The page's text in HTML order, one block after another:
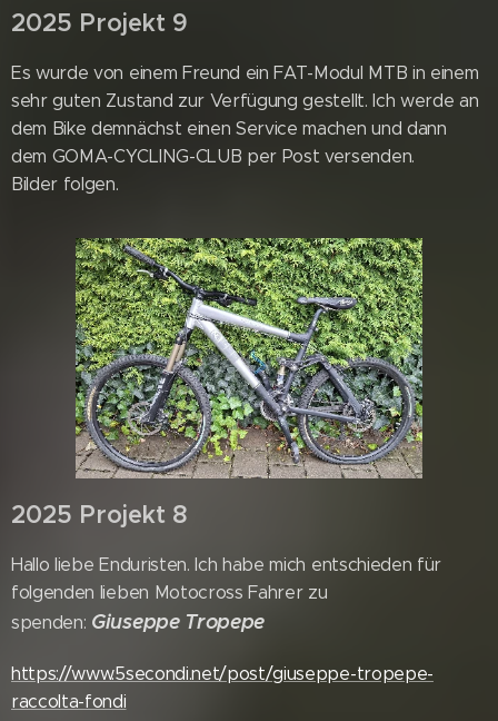
2025 Projekt 9
Es wurde von einem Freund ein FAT-Modul MTB in einem
sehr guten Zustand zur Verfügung gestellt. Ich werde an
dem Bike demnächst einen Service machen und dann
dem GOMA-CYCLING-CLUB per Post versenden.
Bilder folgen.
2025 Projekt 8
Hallo liebe Enduristen. Ich habe mich entschieden für
folgenden lieben Motocross Fahrer zu
spenden: Giuseppe Tropepe
https://www.5secondi.net/post/giuseppe-tropepe-
raccolta-fondi